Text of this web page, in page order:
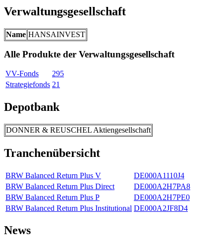
Verwaltungsgesellschaft
Name HANSAINVEST
Alle Produkte der Verwaltungsgesellschaft
VV-Fonds
295
Strategiefonds 21
Depotbank
DONNER & REUSCHEL Aktiengesellschaft
Tranchenübersicht
BRW Balanced Return Plus V
DE000A1110J4
BRW Balanced Return Plus Direct
DE000A2H7PA8
BRW Balanced Return Plus P
DE000A2H7PE0
BRW Balanced Return Plus Institutional DE000A2JF8D4
News